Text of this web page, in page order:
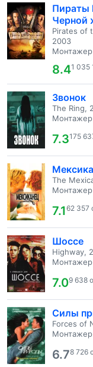
Пираты
Черной
Pirates of
2003
Монтажер
8.41 035
Звонок
The Ring,
Монтажер
7.3175
The
Монтажер
7.162 357
Шоссе
Highway,
Монтажер
7.09 638
Силы
Forces of
Монтажер
6.78 726